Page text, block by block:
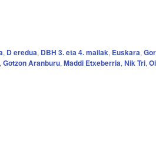
, D eredua, DBH 3. eta 4. mailak, Euskara,
, Gotzon Aranburu, Maddi Etxeberria, Nik Tri,